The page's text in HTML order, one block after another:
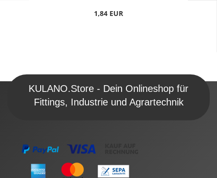
1,84 EUR
KULANO.Store - Dein Onlineshop für
Fittings, Industrie und Agrartechnik